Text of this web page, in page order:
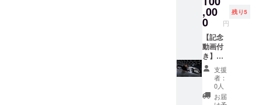
込）
,00
0 円
残り5
【記念
動画付
き】徹
底洗車
プラ
ン 支
援者様
のお車
支援
者：
0人
お届